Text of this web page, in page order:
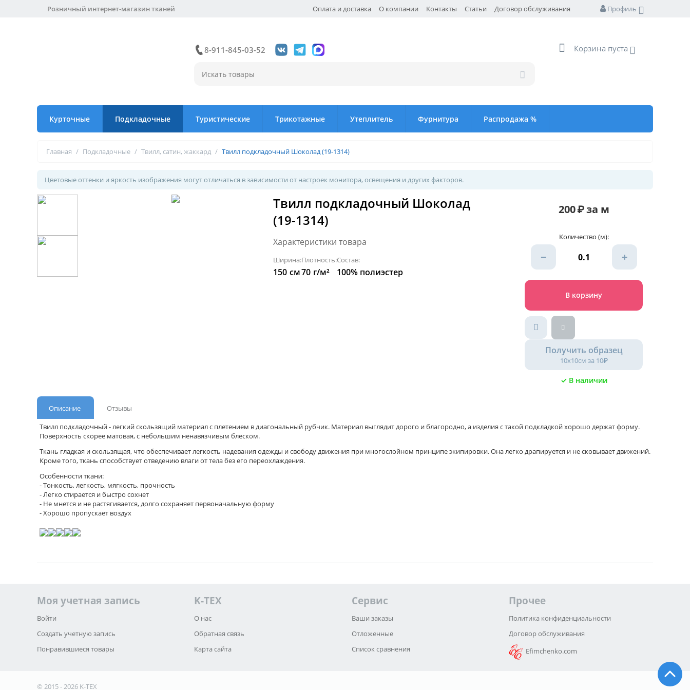
Профиль
Оплата и доставка О компании Контакты Статьи Договор обслуживания
Розничный интернет-магазин тканей
8-911-845-03-52 Корзина пуста
Курточные Подкладочные Туристические Трикотажные Утеплитель Фурнитура Распродажа %
Главная / Подкладочные / Твилл, сатин, жаккард / Твилл подкладочный Шоколад (19-1314)
Цветовые оттенки и яркость изображения могут отличаться в зависимости от настроек монитора, освещения и других факторов.
Твилл подкладочный Шоколад
(19-1314)
Характеристики товара
Ширина:
150 см
Плотность:
70 г/м²
Состав:
100% полиэстер
200₽за м
Количество (м):
− +
В корзину
Получить образец
10х10см за 10₽
✓ В наличии
Описание
Отзывы
Твилл подкладочный - легкий скользящий материал с плетением в диагональный рубчик. Материал выглядит дорого и благородно, а изделия с такой подкладкой хорошо держат форму.
Поверхность скорее матовая, с небольшим ненавязчивым блеском.
Ткань гладкая и скользящая, что обеспечивает легкость надевания одежды и свободу движения при многослойном принципе экипировки. Она легко драпируется и не сковывает движений.
Кроме того, ткань способствует отведению влаги от тела без его переохлаждения.
Особенности ткани:
- Тонкость, легкость, мягкость, прочность
- Легко стирается и быстро сохнет
- Не мнется и не растягивается, долго сохраняет первоначальную форму
- Хорошо пропускает воздух
Моя учетная запись
Войти
Создать учетную запись
Понравившиеся товары
K-TEX
О нас
Обратная связь
Карта сайта
Сервис
Ваши заказы
Отложенные
Список сравнения
Прочее
Политика конфиденциальности
Договор обслуживания
Efimchenko.com
© 2015 - 2026 K-TEX